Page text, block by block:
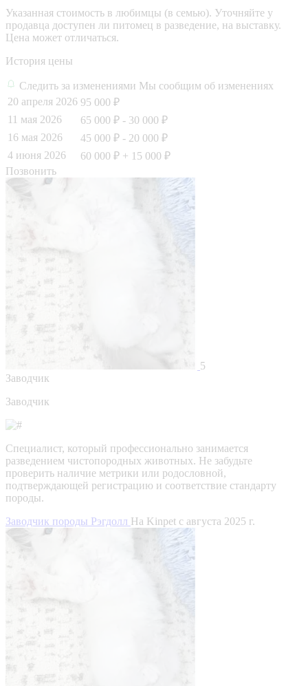
Указанная стоимость в любимцы (в семью). Уточняйте у
продавца доступен ли питомец в разведение, на выставку.
Цена может отличаться.
История цены
Следить за изменениями Мы сообщим об изменениях
20 апреля 2026 95 000 ₽
11 мая 2026
65 000 ₽ - 30 000 ₽
16 мая 2026
45 000 ₽ - 20 000 ₽
4 июня 2026
60 000 ₽ + 15 000 ₽
Позвонить
5
Заводчик
Заводчик
Специалист, который профессионально занимается
разведением чистопородных животных. Не забудьте
проверить наличие метрики или родословной,
подтверждающей регистрацию и соответствие стандарту
породы.
Заводчик породы Рэгдолл На Kinpet c августа 2025 г.